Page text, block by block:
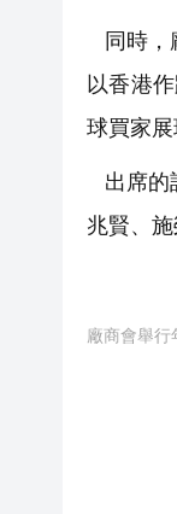
同時，
以香港
球買家展
出席的
兆賢、
廠商會舉行